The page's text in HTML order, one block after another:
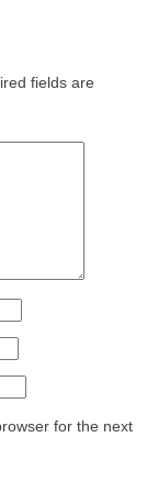
fields are
for the next